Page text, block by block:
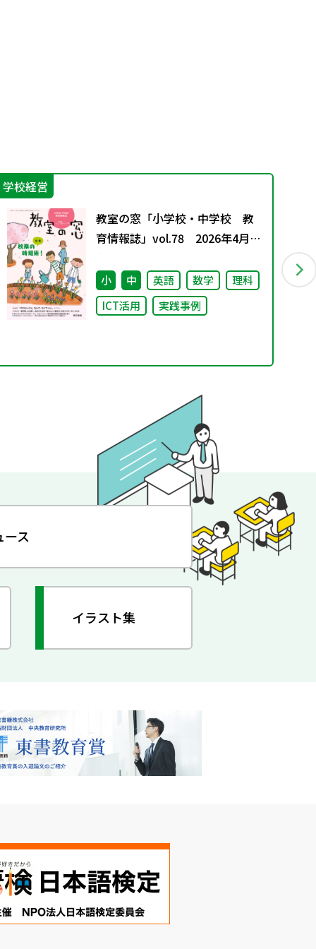
学校経営
教室の窓「小学校・中学校 教
育情報誌」vol.78 2026年4月発
行
小 中 英語 数学
理科
ICT活用
実践事例
ース
イラスト集